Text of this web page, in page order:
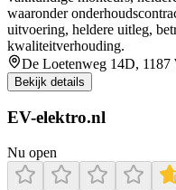
waaronder
uitvoering, heldere uitleg,
kwaliteitverhouding.
De Loetenweg 14D, 1187
Bekijk details
EV-elektro.nl
Nu open